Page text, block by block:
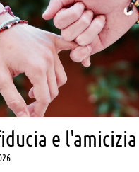
e l'amicizia